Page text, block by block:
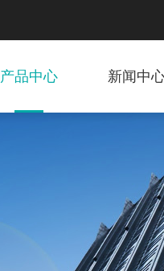
产品中心 新闻中